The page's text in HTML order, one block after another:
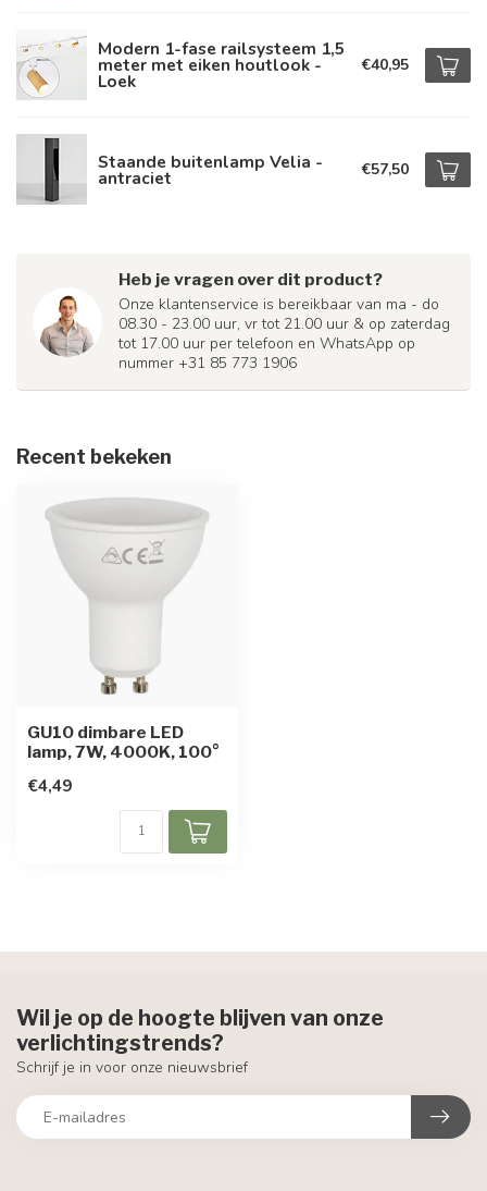
Modern 1-fase railsysteem 1,5
meter met eiken houtlook -
Loek
€40,95
Staande buitenlamp Velia -
antraciet €57,50
Heb je vragen over dit product?
Onze klantenservice is bereikbaar van ma - do
08.30 - 23.00 uur, vr tot 21.00 uur & op zaterdag
tot 17.00 uur per telefoon en WhatsApp op
nummer +31 85 773 1906
Recent bekeken
GU10 dimbare LED
lamp, 7W, 4000K, 100°
€4,49
Wil je op de hoogte blijven van onze
verlichtingstrends?
Schrijf je in voor onze nieuwsbrief